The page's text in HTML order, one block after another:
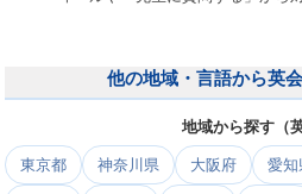
他の地域・言語から英
地域から探す（
東京都 神奈川県 大阪府 愛知